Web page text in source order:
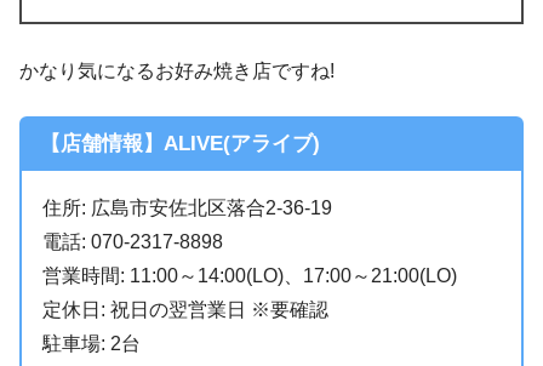
かなり気になるお好み焼き店ですね!
【店舗情報】ALIVE(アライブ)
住所: 広島市安佐北区落合2-36-19
電話: 070-2317-8898
営業時間: 11:00～14:00(LO)、17:00～21:00(LO)
定休日: 祝日の翌営業日 ※要確認
駐車場: 2台